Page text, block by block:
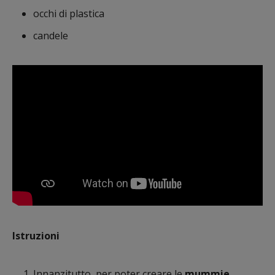
occhi di plastica
candele
Istruzioni